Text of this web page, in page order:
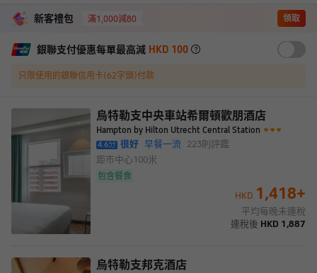
新客禮包 滿1,000減80 領取
銀聯支付優惠每單最高減 HKD 100
只限使用的銀聯信用卡(62字頭)付款
烏特勒支中央車站希爾頓歡朋酒店
Hampton by Hilton Utrecht Central Station
4.6分 很好 早餐一流 223則評鑑
距市中心 100米
包含餐食
HKD 1,418+
平均每晚未連稅
連稅後 HKD 1,887
烏特勒支邦克酒店